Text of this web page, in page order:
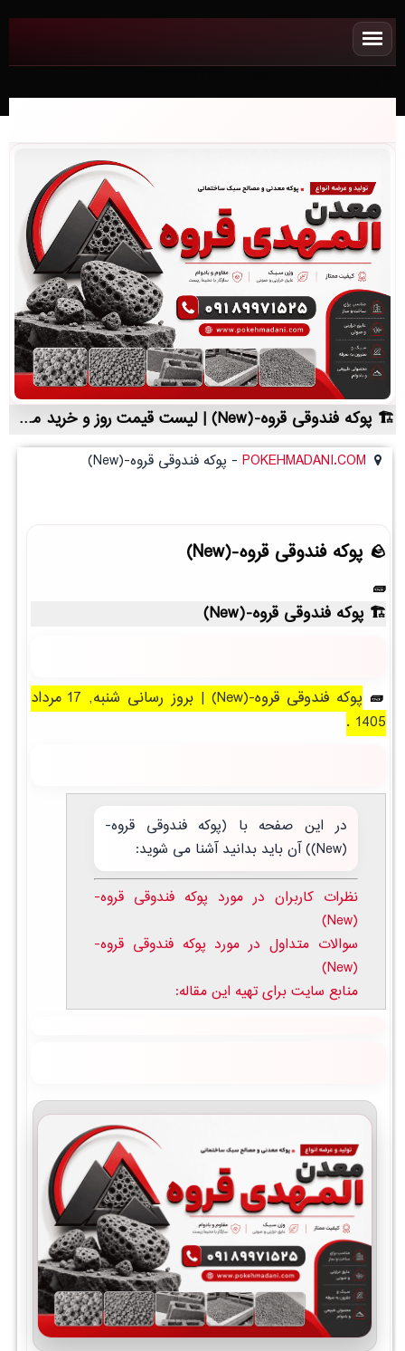
پوکه فندوقی قروه-(New) | لیست قیمت روز و خرید مستقیم ، مناسب تر از نمایندگی شهرستان ها
POKEHMADANI.COM
- پوکه فندوقی قروه-(New)
پوکه فندوقی قروه-(New)
پوکه فندوقی قروه-(New)
پوکه فندوقی قروه-(New) | بروز رسانی شنبه, 17 مرداد
1405 .
در این صفحه با (پوکه فندوقی قروه-
(New)) آن باید بدانید آشنا می شوید:
نظرات کاربران در مورد پوکه فندوقی قروه-
(New)
سوالات متداول در مورد پوکه فندوقی قروه-
(New)
منابع سایت برای تهیه این مقاله: